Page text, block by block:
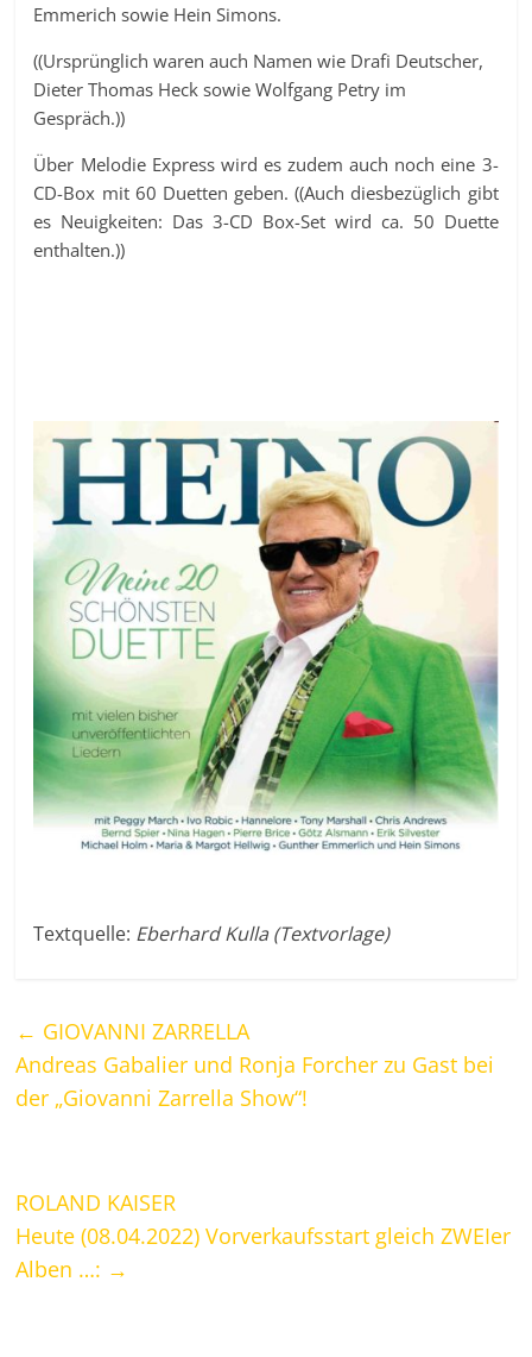
Emmerich sowie Hein Simons.
((Ursprünglich waren auch Namen wie Drafi Deutscher,
Dieter Thomas Heck sowie Wolfgang Petry im
Gespräch.))
Über Melodie Express wird es zudem auch noch eine 3-
CD-Box mit 60 Duetten geben. ((Auch diesbezüglich gibt
es Neuigkeiten: Das 3-CD Box-Set wird ca. 50 Duette
enthalten.))
Textquelle: Eberhard Kulla (Textvorlage)
← GIOVANNI ZARRELLA
Andreas Gabalier und Ronja Forcher zu Gast bei
der „Giovanni Zarrella Show“!
ROLAND KAISER
Heute (08.04.2022) Vorverkaufsstart gleich ZWEIer
Alben …: →